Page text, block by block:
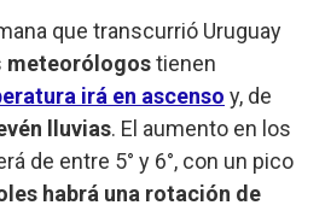
que transcurrió Uruguay
meteorólogostienen
irá en ascenso y, de
lluvias. El aumento en los
de entre 5° y 6°, con un pico
habrá una rotación de